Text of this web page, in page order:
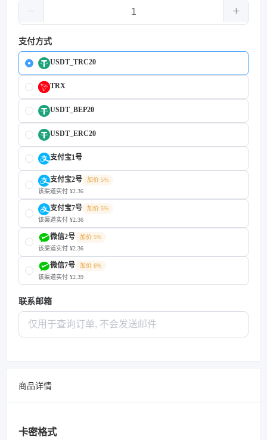
支付方式
USDT_TRC20
TRX
USDT_BEP20
USDT_ERC20
支付宝1号
支付宝2号
加价 5%
该渠道实付 ¥2.36
支付宝7号
加价 5%
该渠道实付 ¥2.36
微信2号
加价 5%
该渠道实付 ¥2.36
微信7号
加价 6%
该渠道实付 ¥2.39
联系邮箱
商品详情
卡密格式